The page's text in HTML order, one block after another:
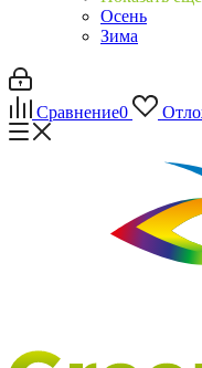
Осень
Зима
Сравнение0